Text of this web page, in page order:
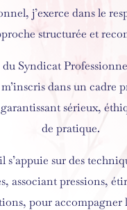
j’exerce dans le
structurée et
Syndicat
dans un cadre
sérieux,
de pratique.
s’appuie sur des
associant pressions,
pour accompagner